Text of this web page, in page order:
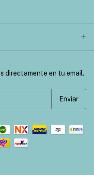
directamente en tu email.